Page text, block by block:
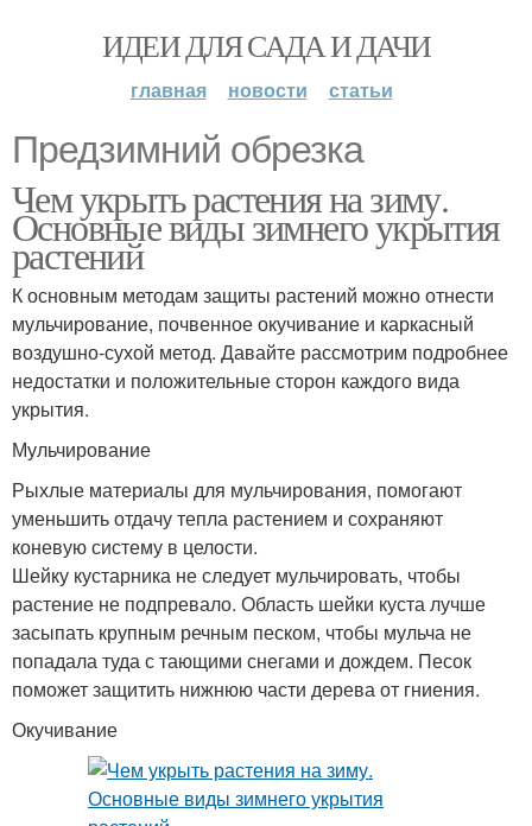
ИДЕИ ДЛЯ САДА И ДАЧИ
главная новости статьи
Предзимний обрезка
Чем укрыть растения на зиму.
Основные виды зимнего укрытия
растений
К основным методам защиты растений можно отнести
мульчирование, почвенное окучивание и каркасный
воздушно-сухой метод. Давайте рассмотрим подробнее
недостатки и положительные сторон каждого вида
укрытия.
Мульчирование
Рыхлые материалы для мульчирования, помогают
уменьшить отдачу тепла растением и сохраняют
коневую систему в целости.
Шейку кустарника не следует мульчировать, чтобы
растение не подпревало. Область шейки куста лучше
засыпать крупным речным песком, чтобы мульча не
попадала туда с тающими снегами и дождем. Песок
поможет защитить нижнюю части дерева от гниения.
Окучивание